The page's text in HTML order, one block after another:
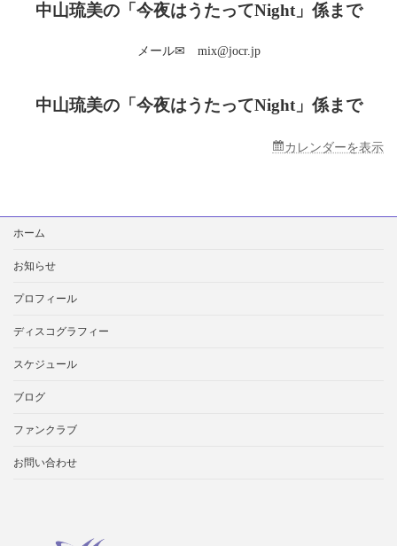
中山琉美の「今夜はうたってNight」係まで
メール✉ mix@jocr.jp
中山琉美の「今夜はうたってNight」係まで
カレンダーを表示
索:
ホーム
お知らせ
プロフィール
ディスコグラフィー
スケジュール
ブログ
ファンクラブ
お問い合わせ